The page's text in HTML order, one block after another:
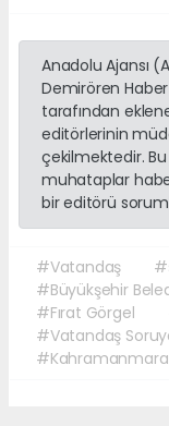
Anadolu Ajansı
Demirören
tarafından
editörlerinin
çekilmektedir.
muhataplar
bir editörü
#Vatandaş
#Büyükşehir
#Fırat Görgel
#Vatandaş